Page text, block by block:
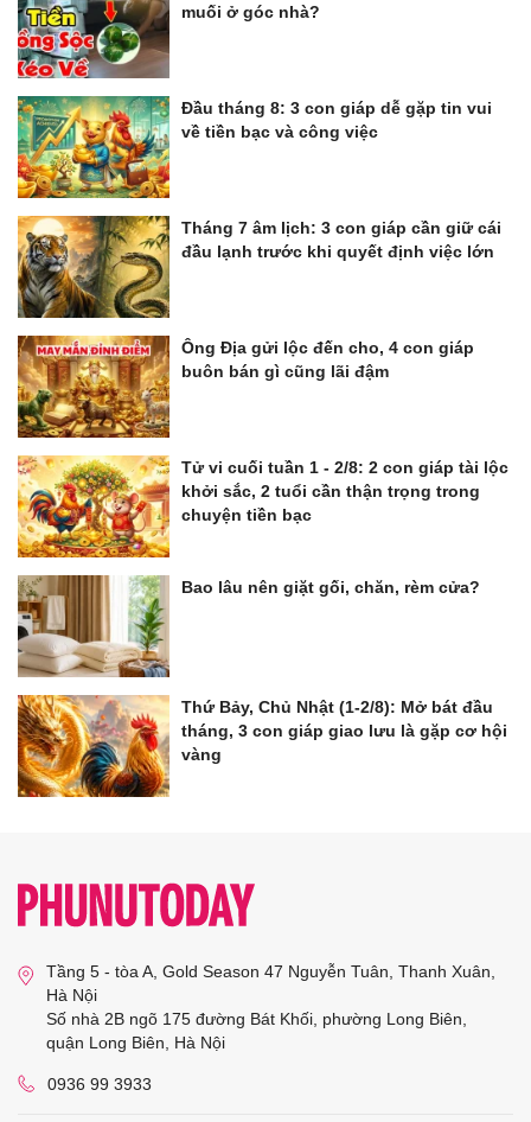
muối ở góc nhà?
Đầu tháng 8: 3 con giáp dễ gặp tin vui
về tiền bạc và công việc
Tháng 7 âm lịch: 3 con giáp cần giữ cái
đầu lạnh trước khi quyết định việc lớn
Ông Địa gửi lộc đến cho, 4 con giáp
buôn bán gì cũng lãi đậm
Tử vi cuối tuần 1 - 2/8: 2 con giáp tài lộc
khởi sắc, 2 tuổi cần thận trọng trong
chuyện tiền bạc
Bao lâu nên giặt gối, chăn, rèm cửa?
Thứ Bảy, Chủ Nhật (1-2/8): Mở bát đầu
tháng, 3 con giáp giao lưu là gặp cơ hội
vàng
Tầng 5 - tòa A, Gold Season 47 Nguyễn Tuân, Thanh Xuân,
Hà Nội
Số nhà 2B ngõ 175 đường Bát Khối, phường Long Biên,
quận Long Biên, Hà Nội
0936 99 3933